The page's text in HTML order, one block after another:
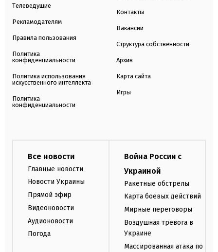
Телеведущие
Рекламодателям
Правила пользования
Политика
конфиденциальности
Политика использования
искусственного интеллекта
Политика
конфиденциальности
Контакты
Вакансии
Структура собственности
Архив
Карта сайта
Игры
Все новости
Главные новости
Новости Украины
Прямой эфир
Видеоновости
Аудионовости
Погода
Война России с
Украиной
Ракетные обстрелы
Карта боевых действий
Мирные переговоры
Воздушная тревога в
Украине
Массированная атака по